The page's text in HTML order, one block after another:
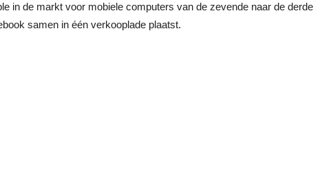
in de markt voor mobiele computers van de zevende naar de derde
samen in één verkooplade plaatst.